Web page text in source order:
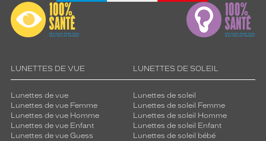
LUNETTES DE VUE
Lunettes de vue
Lunettes de vue Femme
Lunettes de vue Homme
Lunettes de vue Enfant
Lunettes de vue Guess
LUNETTES DE SOLEIL
Lunettes de soleil
Lunettes de soleil Femme
Lunettes de soleil Homme
Lunettes de soleil Enfant
Lunettes de soleil bébé